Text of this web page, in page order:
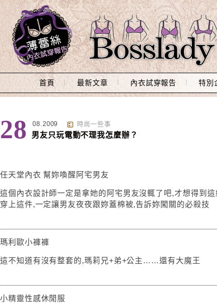
Main Menu
首頁 最新文章 內衣試穿報告 特別
28 08.2009 時尚一些事
男友只玩電動不理我怎麼辦？
任天堂內衣 幫妳喚醒阿宅男友
這個內衣設計師一定是拿她的阿宅男友沒輒了吧,才想得到
穿上這件,一定讓男友夜夜跟妳蓋棉被,告訴妳闖關的必殺技
瑪利歐小褲褲
這不知道有沒有整套的,瑪莉兄+弟+公主……還有大魔王
小精靈性感休閒服